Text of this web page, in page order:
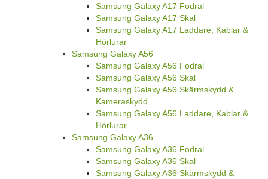
Samsung Galaxy A17 Fodral
Samsung Galaxy A17 Skal
Samsung Galaxy A17 Laddare, Kablar &
Hörlurar
Samsung Galaxy A56
Samsung Galaxy A56 Fodral
Samsung Galaxy A56 Skal
Samsung Galaxy A56 Skärmskydd &
Kameraskydd
Samsung Galaxy A56 Laddare, Kablar &
Hörlurar
Samsung Galaxy A36
Samsung Galaxy A36 Fodral
Samsung Galaxy A36 Skal
Samsung Galaxy A36 Skärmskydd &